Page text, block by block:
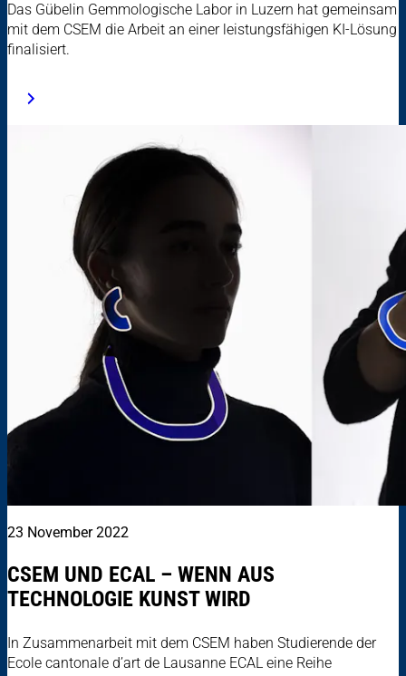
Das Gübelin Gemmologische Labor in Luzern hat gemeinsam
mit dem CSEM die Arbeit an einer leistungsfähigen KI-Lösung
finalisiert.
23 November 2022
CSEM UND ECAL – WENN AUS
TECHNOLOGIE KUNST WIRD
In Zusammenarbeit mit dem CSEM haben Studierende der
Ecole cantonale d’art de Lausanne ECAL eine Reihe